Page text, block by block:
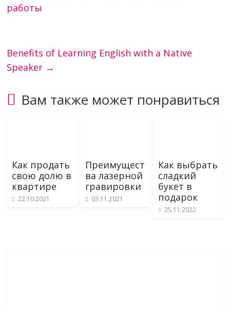
работы
Benefits of Learning English with a Native
Speaker →
Вам также может понравиться
Как продать
свою долю в
квартире
22.10.2021
Преимущест
ва лазерной
гравировки
03.11.2021
Как выбрать
сладкий
букет в
подарок
25.11.2022